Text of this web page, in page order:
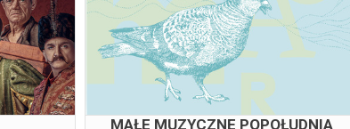
MAŁE MUZYCZNE POPOŁUDNIA